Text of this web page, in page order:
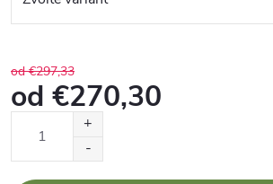
od €297,33
od €270,30